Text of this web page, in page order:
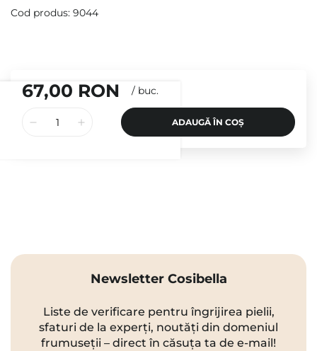
67,00 RON / buc.
ADAUGĂ ÎN COȘ
Cod produs: 9044
Newsletter Cosibella
Liste de verificare pentru îngrijirea pielii,
sfaturi de la experți, noutăți din domeniul
frumuseții – direct în căsuța ta de e-mail!